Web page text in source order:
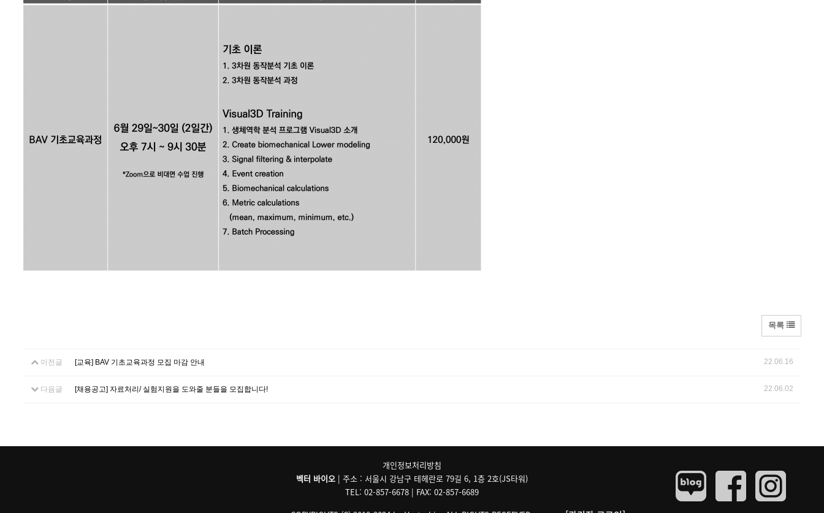
목록
이전글 [교육] BAV 기초교육과정 모집 마감 안내 22.06.16
다음글 [채용공고] 자료처리/ 실험지원을 도와줄 분들을 모집합니다! 22.06.02
개인정보처리방침
벡터 바이오 | 주소 : 서울시 강남구 테헤란로 79길 6, 1층 2호(JS타워)
TEL: 02-857-6678 | FAX: 02-857-6689